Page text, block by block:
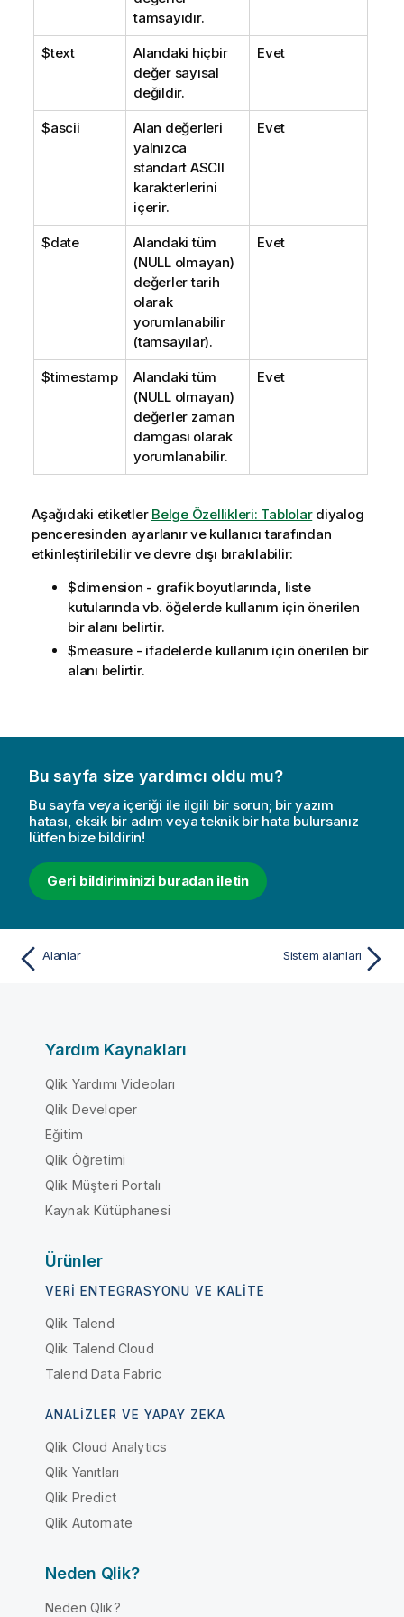
tamsayıdır.
$text
Alandaki hiçbir
değer sayısal
değildir.
Evet
$ascii
Alan değerleri
yalnızca
standart ASCII
karakterlerini
içerir.
Evet
$date
Alandaki tüm
(NULLolmayan)
değerler tarih
olarak
yorumlanabilir
(tamsayılar).
Evet
$timestamp
Alandaki tüm
(NULLolmayan)
değerler zaman
damgası olarak
yorumlanabilir.
Evet
Aşağıdaki etiketler Belge Özellikleri: Tablolardiyalog
penceresinden ayarlanır ve kullanıcı tarafından
etkinleştirilebilir ve devre dışı bırakılabilir:
$dimension - grafik boyutlarında, liste
kutularında vb. öğelerde kullanım için önerilen
bir alanı belirtir.
$measure - ifadelerde kullanım için önerilen bir
alanı belirtir.
Bu sayfa size yardımcı oldu mu?
Bu sayfa veya içeriği ile ilgili bir sorun; bir yazım
hatası, eksik bir adım veya teknik bir hata bulursanız
lütfen bize bildirin!
Geri bildiriminizi buradan iletin
Alanlar Sistem alanları
Yardım Kaynakları
Qlik Yardımı Videoları
Qlik Developer
Eğitim
Qlik Öğretimi
Qlik Müşteri Portalı
Kaynak Kütüphanesi
Ürünler
VERI ENTEGRASYONU VE KALITE
Qlik Talend
Qlik Talend Cloud
Talend Data Fabric
ANALIZLER VE YAPAY ZEKA
Qlik Cloud Analytics
Qlik Yanıtları
Qlik Predict
Qlik Automate
Neden Qlik?
Neden Qlik?